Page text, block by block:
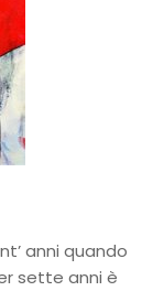
anni quando
sette anni è